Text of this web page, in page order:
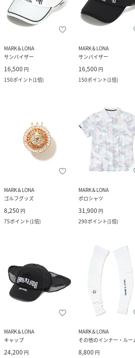
MARK＆LONA
サンバイザー
16,500 円
150ポイント(1倍)
MARK＆LONA
サンバイザー
16,500 円
150ポイント(1倍)
MARK＆LONA
ゴルフグッズ
8,250 円
75ポイント(1倍)
MARK＆LONA
ポロシャツ
31,900 円
290ポイント(1倍)
MARK＆LONA
キャップ
24,200 円
MARK＆LONA
8,800 円